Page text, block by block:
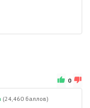
0
(24,460 баллов)